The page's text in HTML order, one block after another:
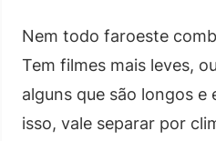
Nem todo faroeste
Tem filmes mais leves,
alguns que são longos e
isso, vale separar por